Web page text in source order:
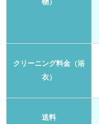
物）
クリーニング料金（浴
衣）
送料